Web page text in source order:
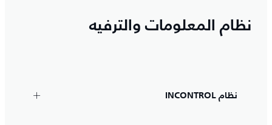
نظام المعلومات والترفيه
نظام INCONTROL